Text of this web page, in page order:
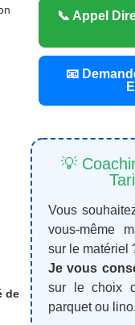
de
📞 Appel
📧
💡
Vous
vous-même
sur le matériel
Je vous
sur le choix
parquet ou lino.